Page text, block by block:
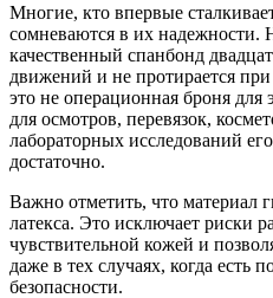
Многие, кто впервые
сомневаются в их надежности.
качественный спанбонд
движений и не протирается
это не операционная броня для
для осмотров, перевязок,
лабораторных исследований
достаточно.
Важно отметить, что материал
латекса. Это исключает риски
чувствительной кожей и
даже в тех случаях, когда есть
безопасности.